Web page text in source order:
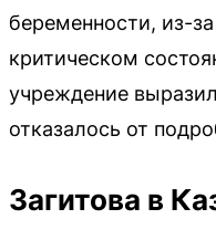
беременности, из-
критическом
учреждение
отказалось от
Загитова в